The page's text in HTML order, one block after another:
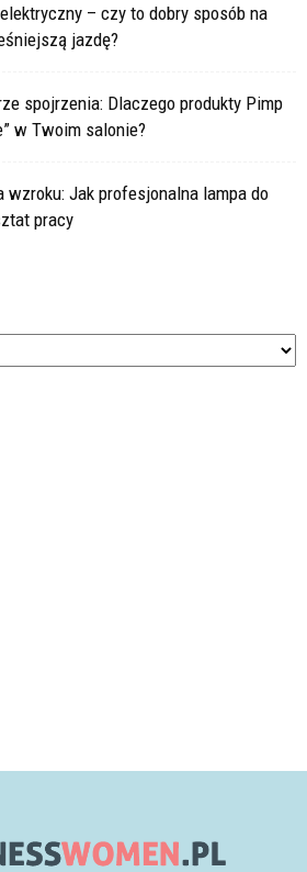
– czy to dobry sposób na
jazdę?
spojrzenia: Dlaczego produkty Pimp
w Twoim salonie?
wzroku: Jak profesjonalna lampa do
pracy